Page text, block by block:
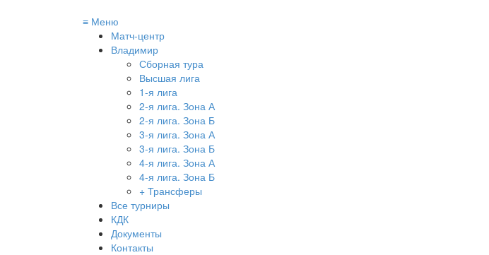
≡ Меню
Матч-центр
Владимир
Сборная тура
Высшая лига
1-я лига
2-я лига. Зона А
2-я лига. Зона Б
3-я лига. Зона А
3-я лига. Зона Б
4-я лига. Зона А
4-я лига. Зона Б
+ Трансферы
Все турниры
КДК
Документы
Контакты